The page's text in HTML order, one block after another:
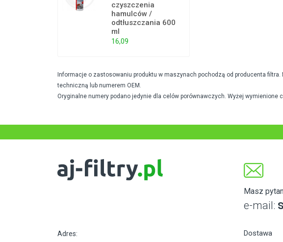
czyszczenia
hamulców /
odtłuszczania 600
ml
16,09
Informacje o zastosowaniu produktu w maszynach pochodzą od producenta
techniczną lub numerem OEM.
Oryginalne numery podano jedynie dla celów porównawczych. Wyżej wymienione
Masz
e-mail:
Adres:
Dostawa